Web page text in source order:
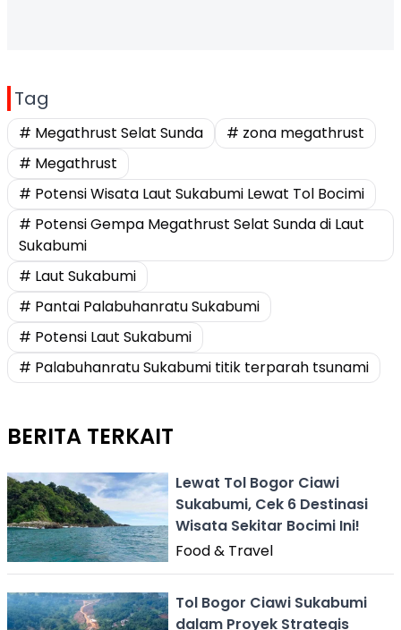
Tag
# Megathrust Selat Sunda
# zona megathrust
# Megathrust
# Potensi Wisata Laut Sukabumi Lewat Tol Bocimi
# Potensi Gempa Megathrust Selat Sunda di Laut
Sukabumi
# Laut Sukabumi
# Pantai Palabuhanratu Sukabumi
# Potensi Laut Sukabumi
# Palabuhanratu Sukabumi titik terparah tsunami
BERITA TERKAIT
Lewat Tol Bogor Ciawi
Sukabumi, Cek 6 Destinasi
Wisata Sekitar Bocimi Ini!
Food & Travel
Tol Bogor Ciawi Sukabumi
dalam Proyek Strategis